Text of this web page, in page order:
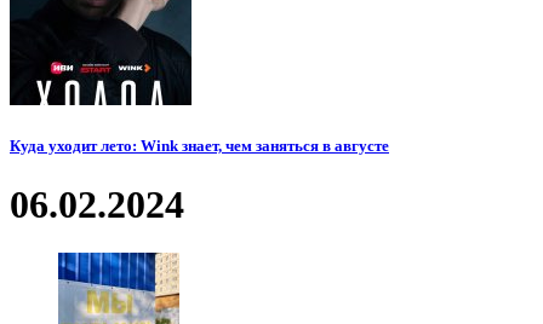
Куда уходит лето: Wink знает, чем заняться в августе
06.02.2024